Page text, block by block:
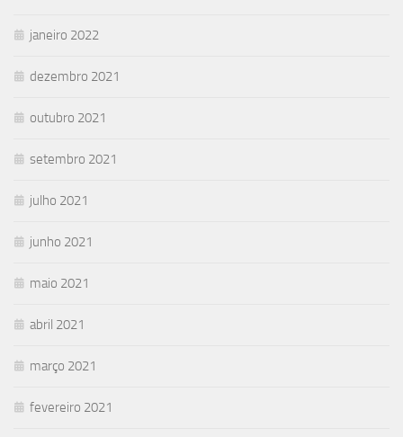
janeiro 2022
dezembro 2021
outubro 2021
setembro 2021
julho 2021
junho 2021
maio 2021
abril 2021
março 2021
fevereiro 2021